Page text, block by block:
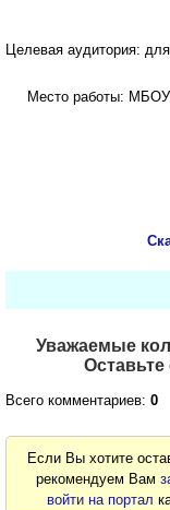
Целевая аудитория:
Место работы:
Уважаемые
Оставьте
Всего комментариев: 0
Если Вы хотите
рекомендуем Вам
войти на портал